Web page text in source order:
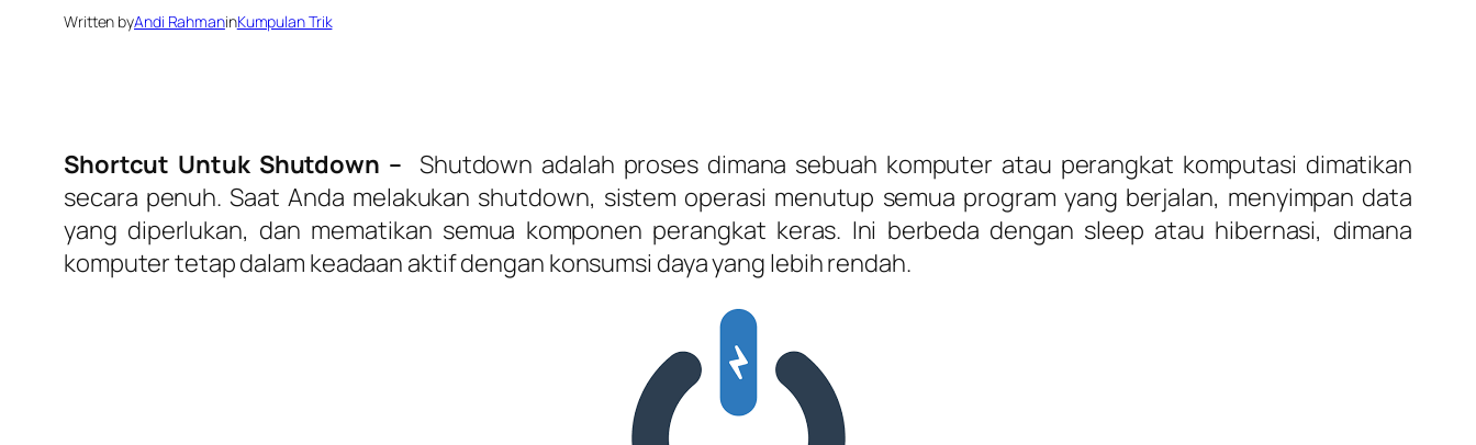
Written byAndi RahmaninKumpulan Trik
Shortcut Untuk Shutdown – Shutdown adalah proses dimana sebuah komputer atau perangkat komputasi dimatikan
secara penuh. Saat Anda melakukan shutdown, sistem operasi menutup semua program yang berjalan, menyimpan data
yang diperlukan, dan mematikan semua komponen perangkat keras. Ini berbeda dengan sleep atau hibernasi, dimana
komputer tetap dalam keadaan aktif dengan konsumsi daya yang lebih rendah.